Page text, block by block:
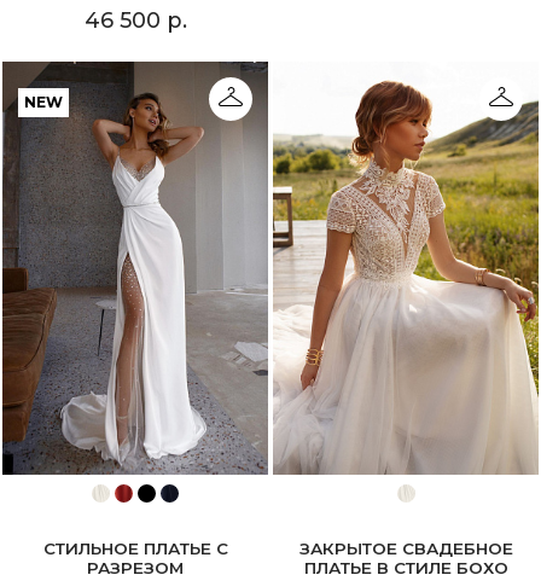
46 500 р.
NEW
СТИЛЬНОЕ ПЛАТЬЕ С
РАЗРЕЗОМ
ЗАКРЫТОЕ СВАДЕБНОЕ
ПЛАТЬЕ В СТИЛЕ БОХО